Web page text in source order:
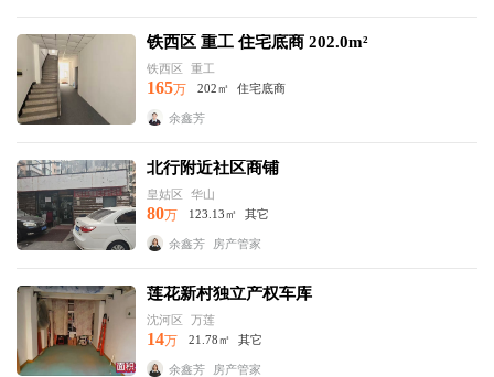
铁西区 重工 住宅底商 202.0m²
铁西区 重工
165万 202㎡ 住宅底商
余鑫芳
北行附近社区商铺
皇姑区 华山
80万 123.13㎡ 其它
余鑫芳 房产管家
莲花新村独立产权车库
沈河区 万莲
14万 21.78㎡ 其它
余鑫芳 房产管家